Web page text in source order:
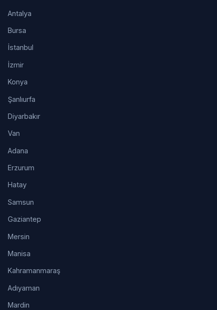
Antalya
Bursa
İstanbul
İzmir
Konya
Şanlıurfa
Diyarbakır
Van
Adana
Erzurum
Hatay
Samsun
Gaziantep
Mersin
Manisa
Kahramanmaraş
Adıyaman
Mardin